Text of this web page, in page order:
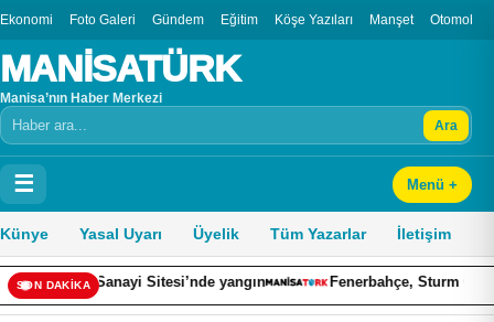
Ekonomi Foto Galeri Gündem Eğitim Köşe Yazıları Manşet Otomobil
MANİSATÜRK
Manisa’nın Haber Merkezi
Arama Ara
☰ Menü +
Künye Yasal Uyarı Üyelik Tüm Yazarlar İletişim
SON DAKİKA
Sanayi Sitesi’nde yangın Fenerbahçe, Sturm Graz maçı